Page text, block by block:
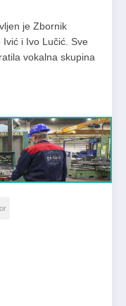
je Zbornik
i Ivo Lučić. Sve
vokalna skupina